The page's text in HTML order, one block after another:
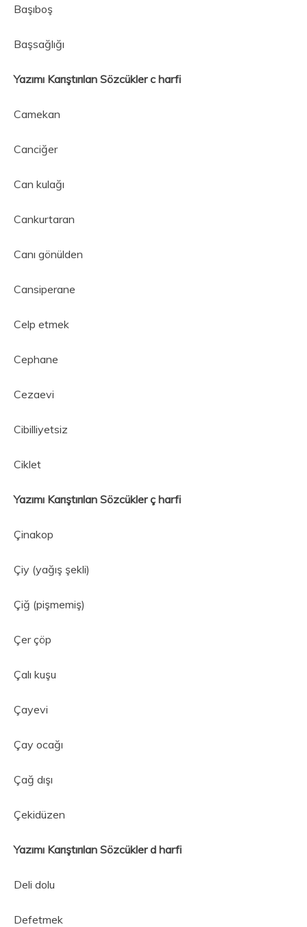
Başıboş
Başsağlığı
Yazımı Karıştırılan Sözcükler c harfi
Camekan
Canciğer
Can kulağı
Cankurtaran
Canı gönülden
Cansiperane
Celp etmek
Cephane
Cezaevi
Cibilliyetsiz
Ciklet
Yazımı Karıştırılan Sözcükler ç harfi
Çinakop
Çiy (yağış şekli)
Çiğ (pişmemiş)
Çer çöp
Çalı kuşu
Çayevi
Çay ocağı
Çağ dışı
Çekidüzen
Yazımı Karıştırılan Sözcükler d harfi
Deli dolu
Defetmek